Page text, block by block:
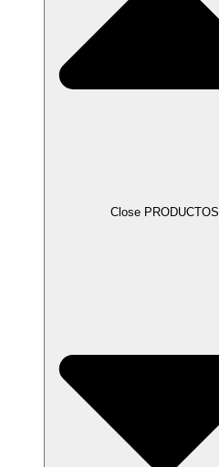
Close PRODUCTOS